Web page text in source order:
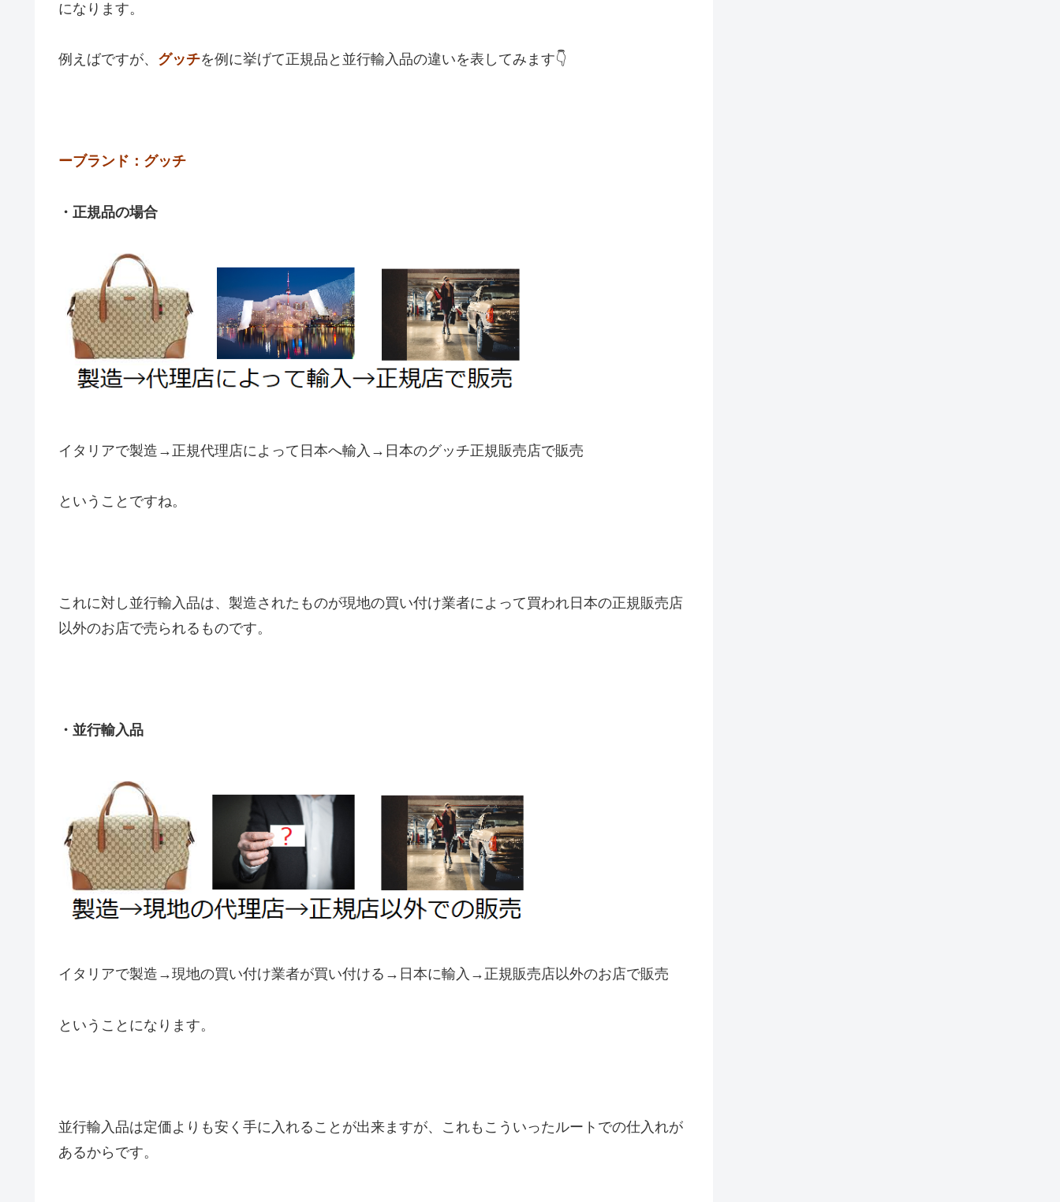
になります。
例えばですが、 グッチを例に挙げて正規品と並行輸入品の違いを表してみます👇
ーブランド：グッチ
・正規品の場合
イタリアで製造→正規代理店によって日本へ輸入→日本のグッチ正規販売店で販売
ということですね。
これに対し並行輸入品は、製造されたものが現地の買い付け業者によって買われ日本の正規販売店
以外のお店で売られるものです。
・並行輸入品
イタリアで製造→現地の買い付け業者が買い付ける→日本に輸入→正規販売店以外のお店で販売
ということになります。
並行輸入品は定価よりも安く手に入れることが出来ますが、これもこういったルートでの仕入れが
あるからです。